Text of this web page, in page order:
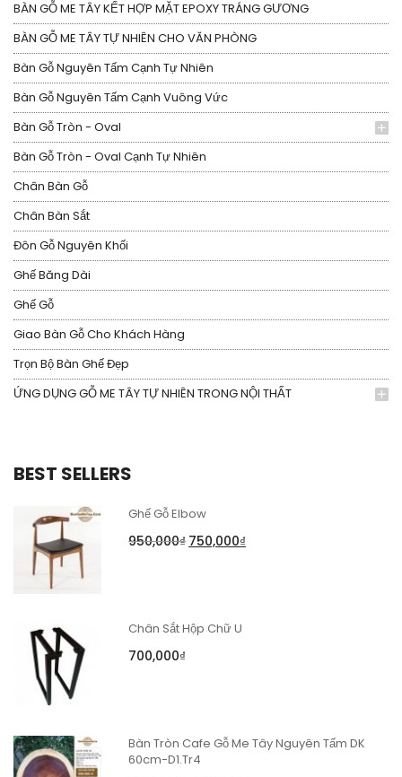
BÀN GỖ ME TÂY KẾT HỢP MẶT EPOXY TRÁNG GƯƠNG
BÀN GỖ ME TÂY TỰ NHIÊN CHO VĂN PHÒNG
Bàn Gỗ Nguyên Tấm Cạnh Tự Nhiên
Bàn Gỗ Nguyên Tấm Cạnh Vuông Vức
Bàn Gỗ Tròn - Oval
Bàn Gỗ Tròn - Oval Cạnh Tự Nhiên
Chân Bàn Gỗ
Chân Bàn Sắt
Đôn Gỗ Nguyên Khối
Ghế Băng Dài
Ghế Gỗ
Giao Bàn Gỗ Cho Khách Hàng
Trọn Bộ Bàn Ghế Đẹp
ỨNG DỤNG GỖ ME TÂY TỰ NHIÊN TRONG NỘI THẤT
BEST SELLERS
Ghế Gỗ Elbow
950,000₫ 750,000₫
Chân Sắt Hộp Chữ U
700,000₫
Bàn Tròn Cafe Gỗ Me Tây Nguyên Tấm DK
60cm-D1.Tr4